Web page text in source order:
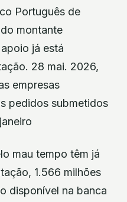
Português de
montante
já está
28 mai. 2026,
empresas
pedidos submetidos
mau tempo têm já
1.566 milhões
disponível na banca